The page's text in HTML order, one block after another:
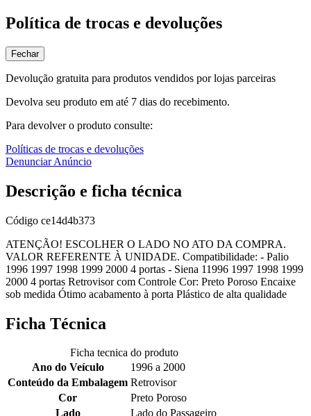
Política de trocas e devoluções
Fechar
Devolução gratuita para produtos vendidos por lojas parceiras
Devolva seu produto em até 7 dias do recebimento.
Para devolver o produto consulte:
Políticas de trocas e devoluções
Denunciar Anúncio
Descrição e ficha técnica
Código ce14d4b373
ATENÇÃO! ESCOLHER O LADO NO ATO DA COMPRA.
VALOR REFERENTE À UNIDADE. Compatibilidade: - Palio
1996 1997 1998 1999 2000 4 portas - Siena 11996 1997 1998 1999
2000 4 portas Retrovisor com Controle Cor: Preto Poroso Encaixe
sob medida Ótimo acabamento à porta Plástico de alta qualidade
Ficha Técnica
Ficha tecnica do produto
Ano do Veículo
1996 a 2000
Conteúdo da Embalagem Retrovisor
Cor
Preto Poroso
Lado
Lado do Passageiro